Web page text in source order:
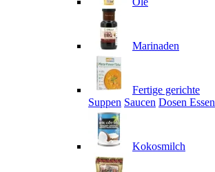
Marinaden
Fertige gerichte
Suppen Saucen Dosen Essen
Kokosmilch